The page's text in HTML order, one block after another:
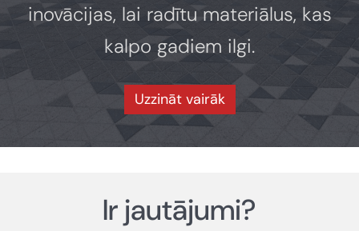
inovācijas, lai radītu materiālus, kas
kalpo gadiem ilgi.
Uzzināt vairāk
Ir jautājumi?